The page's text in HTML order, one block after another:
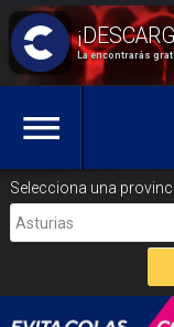
La encontrarás
Selecciona una
Asturias